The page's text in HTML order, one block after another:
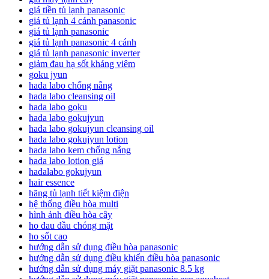
giá tiền tủ lạnh panasonic
giá tủ lạnh 4 cánh panasonic
giá tủ lạnh panasonic
giá tủ lạnh panasonic 4 cánh
giá tủ lạnh panasonic inverter
giảm đau hạ sốt kháng viêm
goku jyun
hada labo chống nắng
hada labo cleansing oil
hada labo goku
hada labo gokujyun
hada labo gokujyun cleansing oil
hada labo gokujyun lotion
hada labo kem chống nắng
hada labo lotion giá
hadalabo gokujyun
hair essence
hãng tủ lạnh tiết kiệm điện
hệ thống điều hòa multi
hình ảnh điều hòa cây
ho đau đầu chóng mặt
ho sốt cao
hướng dẫn sử dụng điều hòa panasonic
hướng dẫn sử dụng điều khiển điều hòa panasonic
hướng dẫn sử dụng máy giặt panasonic 8.5 kg